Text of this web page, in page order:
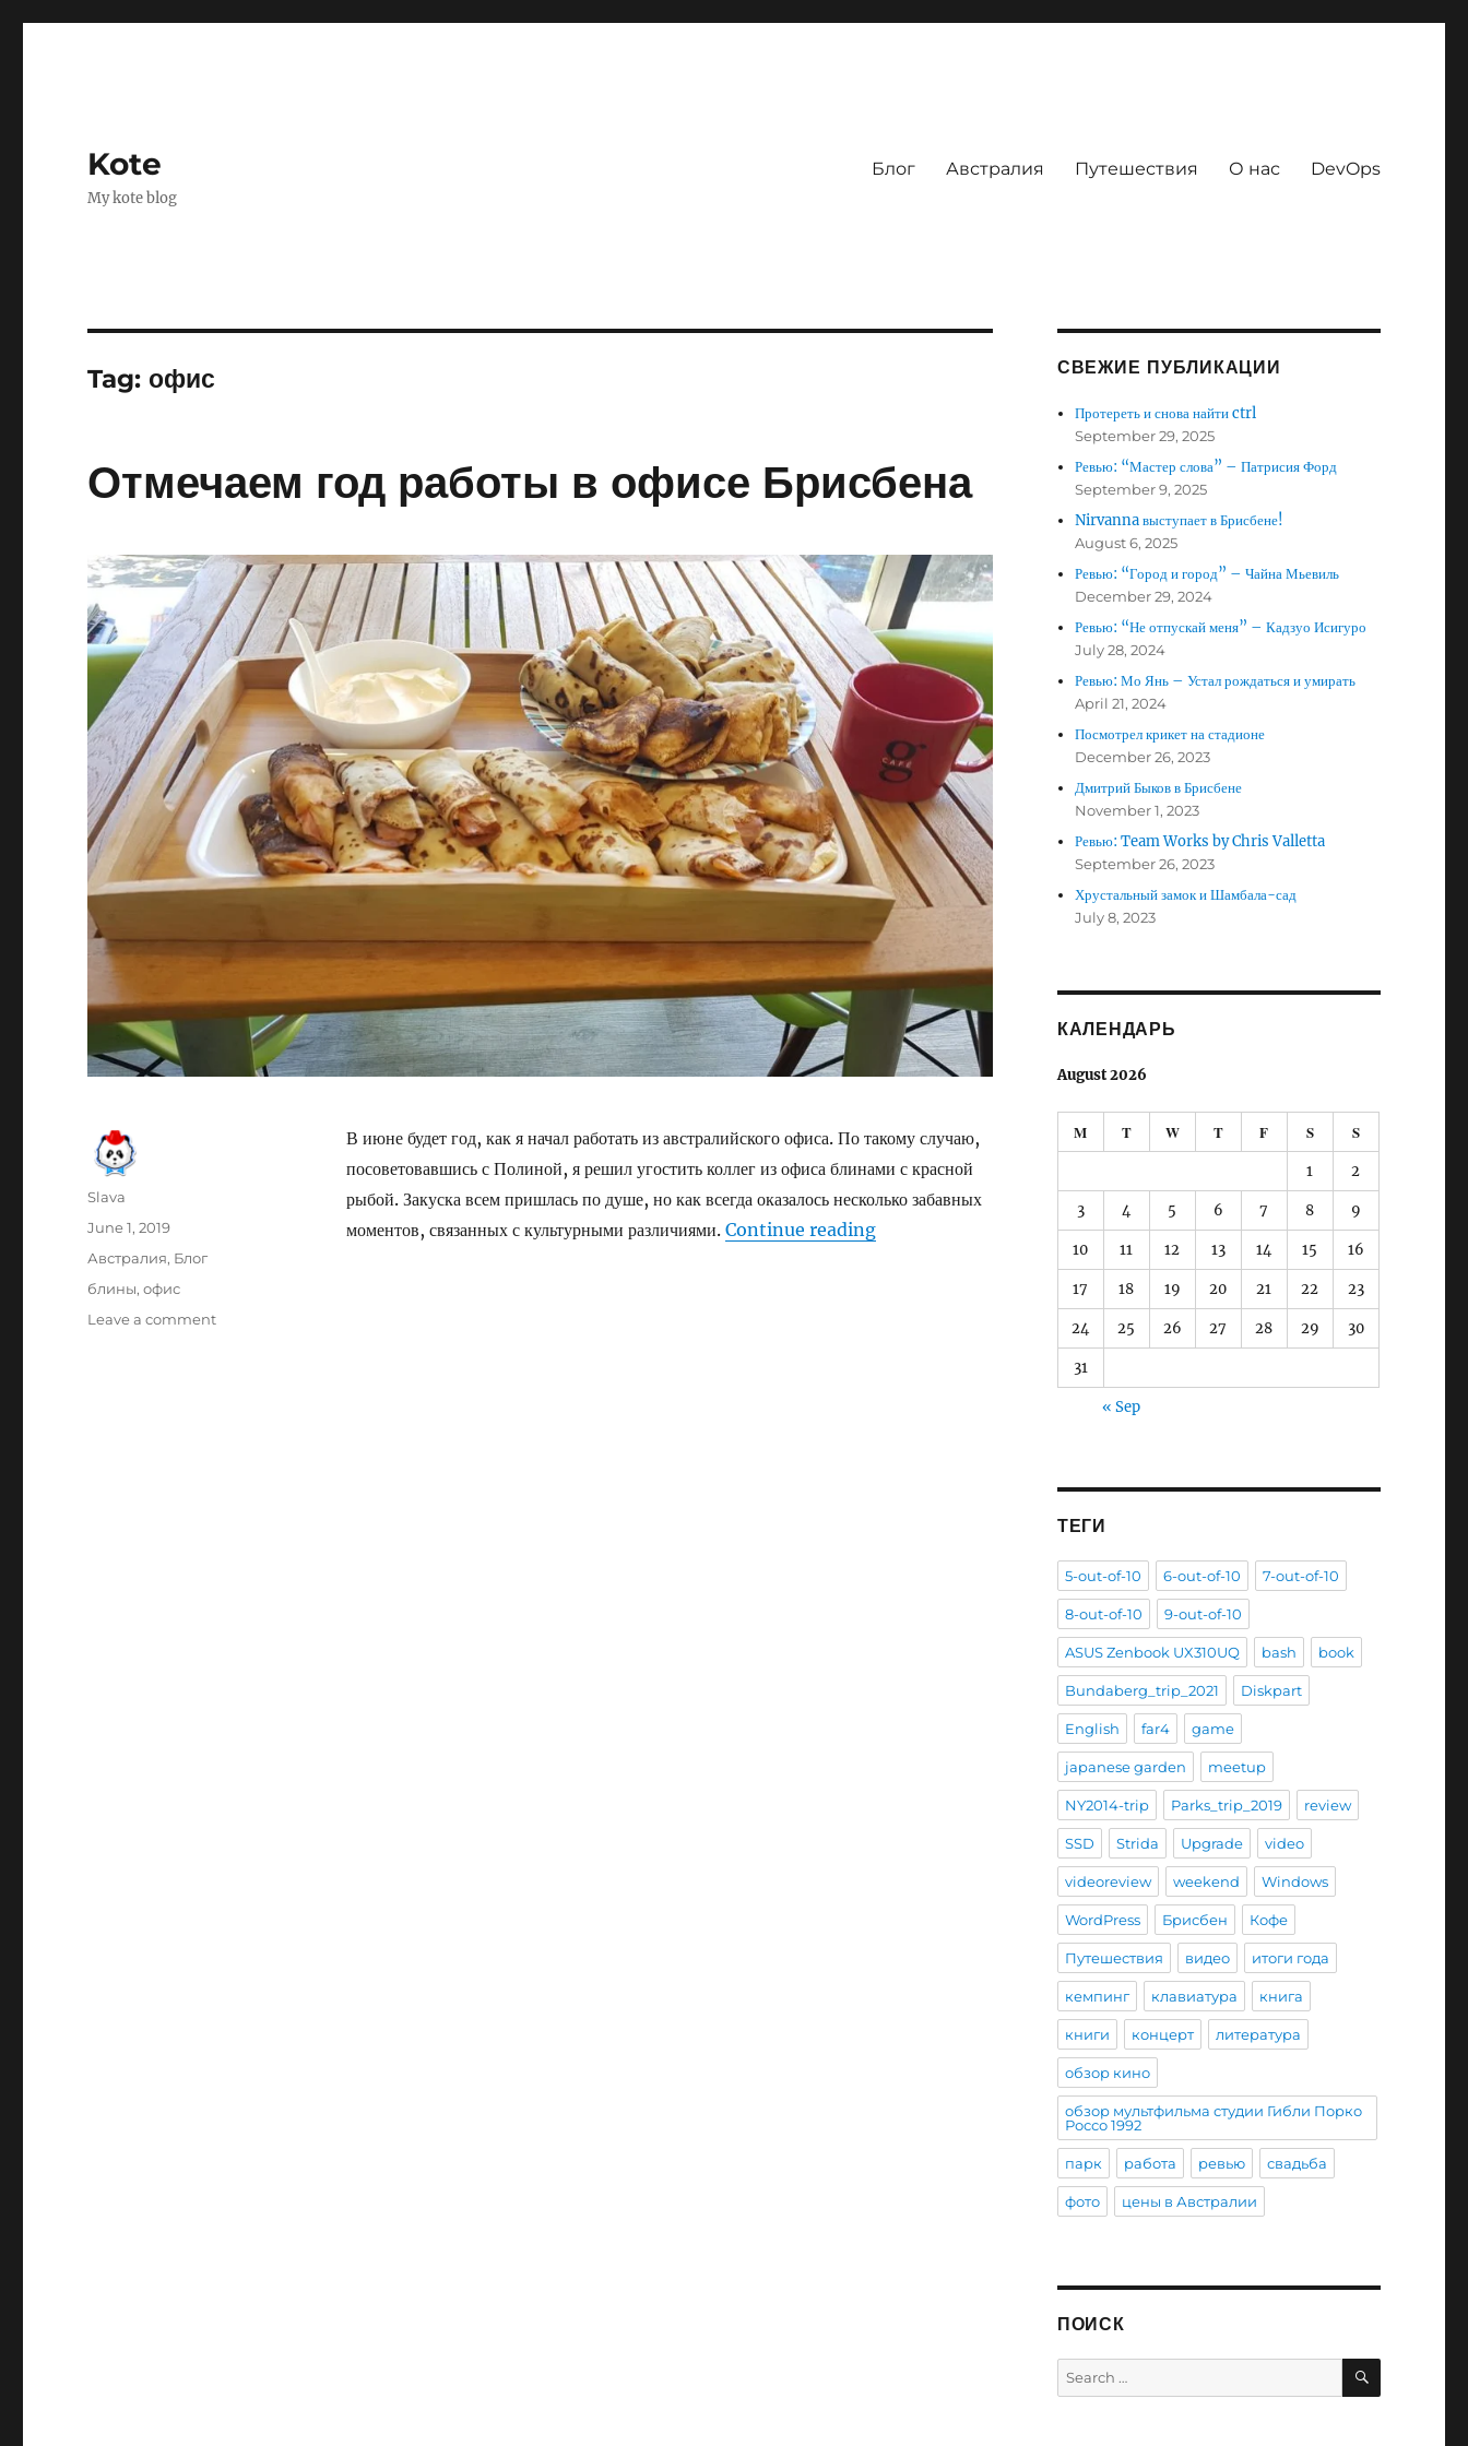
Kote
My kote blog
Блог Австралия Путешествия О нас DevOps
Tag: офис
Отмечаем год работы в офисе Брисбена
В июне будет год, как я начал работать из австралийского офиса. По такому случаю,
посоветовавшись с Полиной, я решил угостить коллег из офиса блинами с красной
рыбой. Закуска всем пришлась по душе, но как всегда оказалось несколько забавных
моментов, связанных с культурными различиями. Continue reading“Отмечаем год работы в офисе Брисбена”
Author
Slava
Posted
June 1, 2019
Categories
Австралия, Блог
Tags
блины,офис
Leave a commenton
СВЕЖИЕ ПУБЛИКАЦИИ
Протереть и снова найти ctrl
September 29, 2025
Ревью: “Мастер слова” – Патрисия Форд
September 9, 2025
Nirvanna выступает в Брисбене!
August 6, 2025
Ревью: “Город и город” – Чайна Мьевиль
December 29, 2024
Ревью: “Не отпускай меня” – Кадзуо Исигуро
July 28, 2024
Ревью: Мо Янь – Устал рождаться и умирать
April 21, 2024
Посмотрел крикет на стадионе
December 26, 2023
Дмитрий Быков в Брисбене
November 1, 2023
Ревью: Team Works by Chris Valletta
September 26, 2023
Хрустальный замок и Шамбала-сад
July 8, 2023
КАЛЕНДАРЬ
August 2026
M T W T F S S
1 2
3 4 5 6 7 8 9
10 11 12 13 14 15 16
17 18 19 20 21 22 23
24 25 26 27 28 29 30
31
« Sep
ТЕГИ
5-out-of-10 6-out-of-10 7-out-of-10
8-out-of-10 9-out-of-10
ASUS Zenbook UX310UQ bash book
Bundaberg_trip_2021 Diskpart
English far4 game
japanese garden meetup
NY2014-trip Parks_trip_2019 review
SSD Strida Upgrade video
videoreview weekend Windows
WordPress Брисбен Кофе
Путешествия видео итоги года
кемпинг клавиатура книга
книги концерт литература
обзор кино
обзор мультфильма студии Гибли Порко
Россо 1992
парк работа ревью свадьба
фото цены в Австралии
ПОИСК
Search
for:
SEARCH